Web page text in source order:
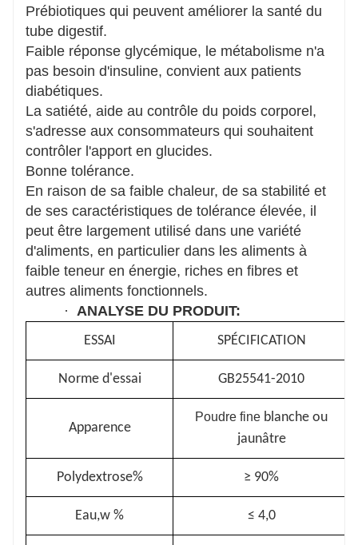
Prébiotiques qui peuvent améliorer la santé du
tube digestif.
Faible réponse glycémique, le métabolisme n'a
pas besoin d'insuline, convient aux patients
diabétiques.
La satiété, aide au contrôle du poids corporel,
s'adresse aux consommateurs qui souhaitent
contrôler l'apport en glucides.
Bonne tolérance.
En raison de sa faible chaleur, de sa stabilité et
de ses caractéristiques de tolérance élevée, il
peut être largement utilisé dans une variété
d'aliments, en particulier dans les aliments à
faible teneur en énergie, riches en fibres et
autres aliments fonctionnels.
· ANALYSE DU PRODUIT:
ESSAI SPÉCIFICATION
Norme d'essai GB25541-2010
Apparence
Poudre fine blanche ou
jaunâtre
Polydextrose% ≥ 90%
Eau,w % ≤ 4,0